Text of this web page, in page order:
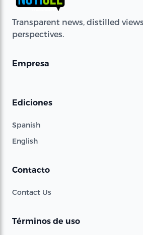
Transparent news, distilled
perspectives.
Empresa
Ediciones
Spanish
English
Contacto
Contact Us
Términos de uso